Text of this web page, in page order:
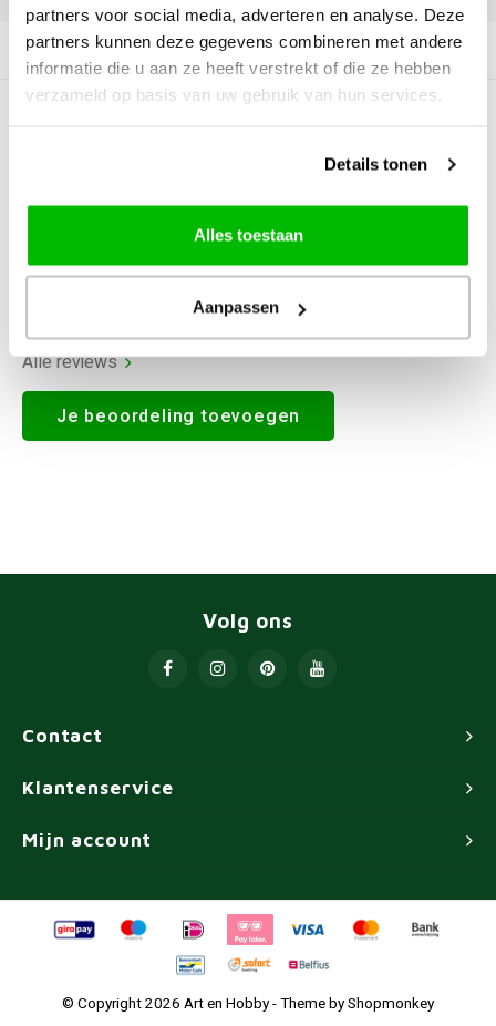
partners voor social media, adverteren en analyse. Deze
partners kunnen deze gegevens combineren met andere
informatie die u aan ze heeft verstrekt of die ze hebben
verzameld op basis van uw gebruik van hun services.
Details tonen
Alles toestaan
Aanpassen
Productomschrijving
Alle reviews
Je beoordeling toevoegen
Contact
Volg ons
Klantenservice
Mijn account
© Copyright 2026 Art en Hobby - Theme byShopmonkey